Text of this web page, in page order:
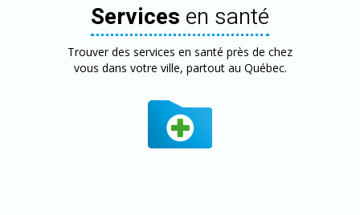
Services en santé
Trouver des services en santé près de chez
vous dans votre ville, partout au Québec.